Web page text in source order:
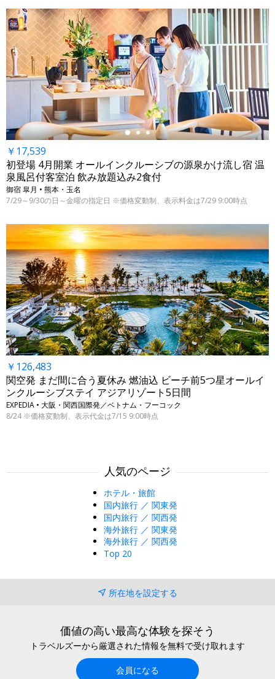
←
￥17,539
初登場 4月開業 オールインクルーシブの源泉かけ流し宿 温
泉風呂付客室泊 飲み放題込み2食付
御宿 皐月 • 熊本・玉名
7/29～9/30の日～金曜の指定日 ※価格変動制、表示料金は7/29 9:00時点
￥126,483
関空発 まだ間に合う夏休み 燃油込 ビーチ前5つ星オールイ
ンクルーシブステイ アジアリゾート5日間
EXPEDIA • 大阪・関西国際発／ベトナム・フーコック
8/24 ※価格変動制、表示代金は7/15 9:00時点
人気のページ
ホテル・旅館
国内旅行 ／ 関東発
国内旅行 ／ 関西発
海外旅行 ／ 関東発
海外旅行 ／ 関西発
Top 20
所在地を設定する
価値の高い最高な体験を探そう
トラベルズーから厳選された情報を無料で受け取れます
会員になる